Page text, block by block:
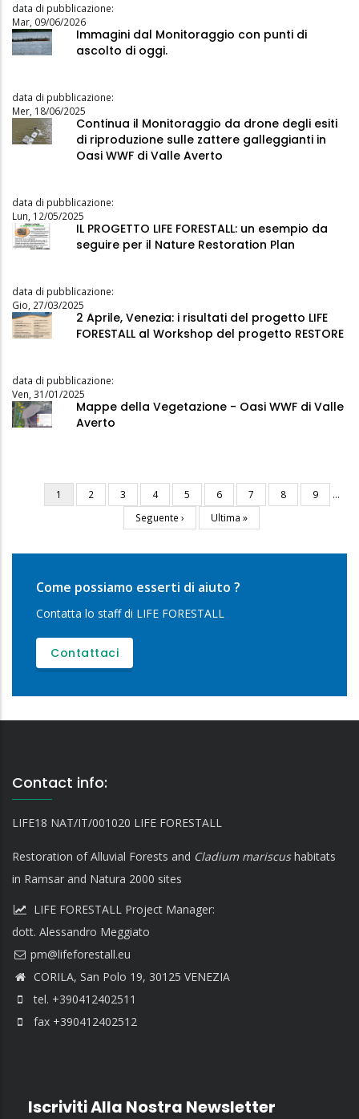
data di pubblicazione:
Mar, 09/06/2026
Immagini dal Monitoraggio con punti di
ascolto di oggi.
data di pubblicazione:
Mer, 18/06/2025
Continua il Monitoraggio da drone degli esiti
di riproduzione sulle zattere galleggianti in
Oasi WWF di Valle Averto
data di pubblicazione:
Lun, 12/05/2025
IL PROGETTO LIFE FORESTALL: un esempio da
seguire per il Nature Restoration Plan
data di pubblicazione:
Gio, 27/03/2025
2 Aprile, Venezia: i risultati del progetto LIFE
FORESTALL al Workshop del progetto RESTORE
data di pubblicazione:
Ven, 31/01/2025
Mappe della Vegetazione - Oasi WWF di Valle
Averto
Paginazione
Pagina
attuale
1 Pagina
2 Pagina
3 Pagina
4 Pagina
5 Pagina
6 Pagina
7 Pagina
8 Pagina
9
…
Pagina
successiva
Seguente ›
Ultima
pagina
Ultima »
Come possiamo esserti di aiuto ?
Contatta lo staff di LIFE FORESTALL
Contattaci
Contact info:
LIFE18 NAT/IT/001020 LIFE FORESTALL
Restoration of Alluvial Forests and Cladium mariscushabitats
in Ramsar and Natura 2000 sites
LIFE FORESTALL Project Manager:
dott. Alessandro Meggiato
CORILA, San Polo 19, 30125 VENEZIA
tel. +390412402511
fax +390412402512
Iscriviti Alla Nostra Newsletter